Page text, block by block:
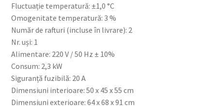
Fluctuație temperatură: ±1,0 °C
Omogenitate temperatură: 3 %
Număr de rafturi (incluse în livrare): 2
Nr. uși: 1
Alimentare: 220 V / 50 Hz ± 10%
Consum: 2,3 kW
Siguranță fuzibilă: 20 A
Dimensiuni interioare: 50 x 45 x 55 cm
Dimensiuni exterioare: 64 x 68 x 91 cm